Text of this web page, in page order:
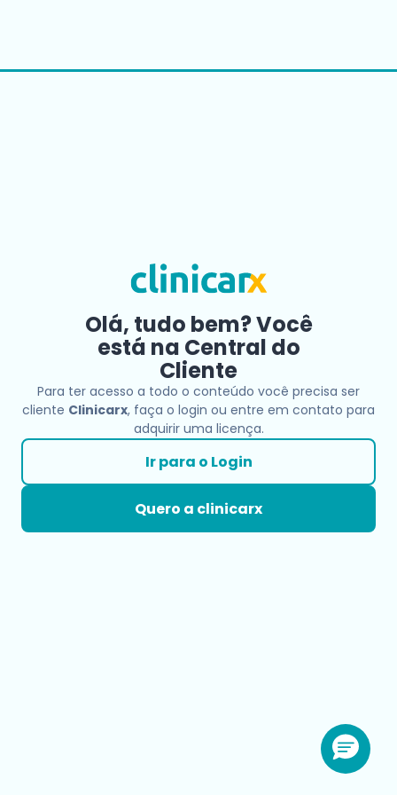
Olá, tudo bem? Você
está na Central do
Cliente
Para ter acesso a todo o conteúdo você precisa ser
cliente Clinicarx, faça o login ou entre em contato para
adquirir uma licença.
Ir para o Login
Quero a clinicarx